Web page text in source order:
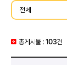
총게시물 :103건
목록형